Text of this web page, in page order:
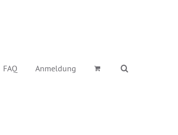
FAQ Anmeldung